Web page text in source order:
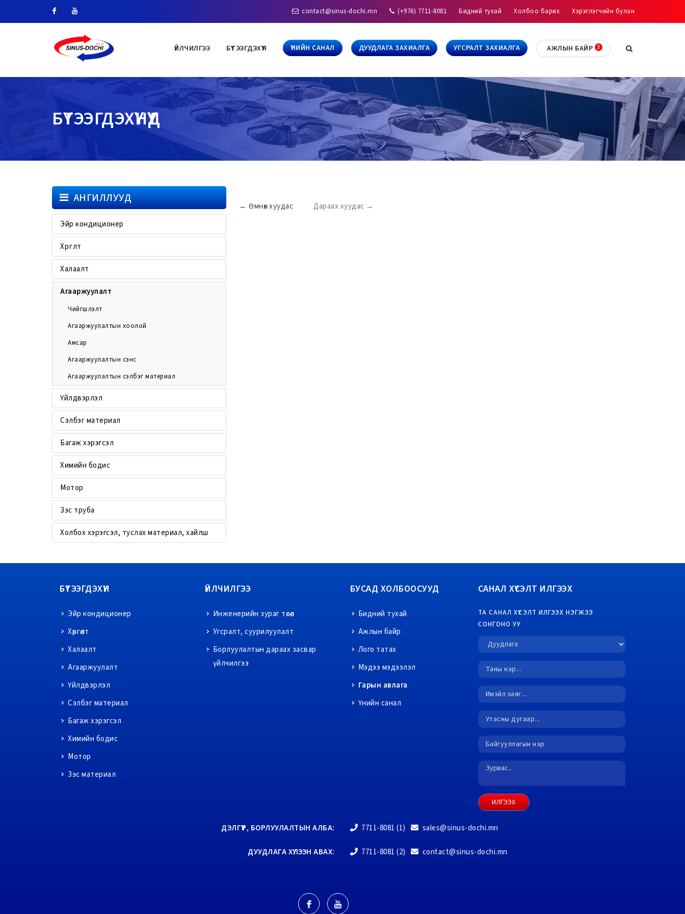
Youtube
contact@sinus-dochi.mn (+976) 7711-8081 Бидний тухай Холбоо барих Хэрэглэгчийн булан
ҮЙЛЧИЛГЭЭ БҮТЭЭГДЭХҮҮН ҮНИЙН САНАЛ ДУУДЛАГА ЗАХИАЛГА УГСРАЛТ ЗАХИАЛГА АЖЛЫН БАЙР
БҮТЭЭГДЭХҮҮНҮҮД
АНГИЛЛУУД
Эйр кондиционер
Хөргөлт
Халаалт
Агааржуулалт
Чийгшүүлэлт
Агааржуулалтын хоолой
Амсар
Агааржуулалтын сэнс
Агааржуулалтын сэлбэг материал
Үйлдвэрлэл
Сэлбэг материал
Багаж хэрэгсэл
Химийн бодис
Мотор
Зэс труба
Холбох хэрэгсэл, туслах материал, хайлш
← Өмнөххуудас Дарааххуудас →
БҮТЭЭГДЭХҮҮН
Эйр кондиционер
Хөргөлт
Халаалт
Агааржуулалт
Үйлдвэрлэл
Сэлбэг материал
Багаж хэрэгсэл
Химийн бодис
Мотор
Зэс материал
ҮЙЛЧИЛГЭЭ
Инженерийн зураг төсөл
Угсралт, суурилуулалт
Борлуулалтын дараах засвар
үйлчилгээ
БУСАД ХОЛБООСУУД
Бидний тухай
Ажлын байр
Лого татах
Мэдээ мэдээлэл
Гарын авлага
Үнийн санал
САНАЛ ХҮСЭЛТ ИЛГЭЭХ
ТА САНАЛ ХҮСЭЛТ ИЛГЭЭХ НЭГЖЭЭ
СОНГОНО УУ
ИЛГЭЭХ
ДЭЛГҮҮР, БОРЛУУЛАЛТЫН АЛБА: 7711-8081 (1) sales@sinus-dochi.mn
ДУУДЛАГА ХҮЛЭЭН АВАХ: 7711-8081 (2) contact@sinus-dochi.mn